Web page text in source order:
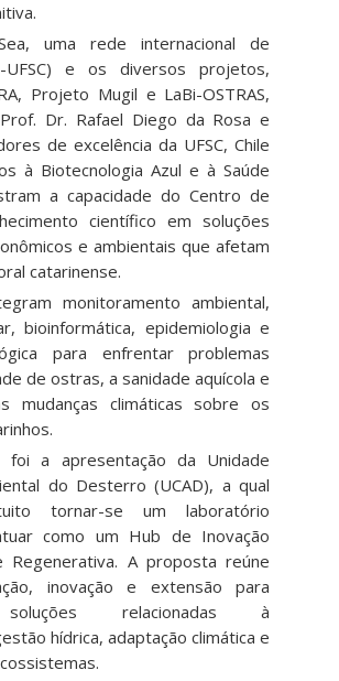
uma rede internacional de
UFSC) e os diversos projetos,
Projeto Mugil e LaBi-OSTRAS,
Dr. Rafael Diego da Rosa e
de excelência da UFSC, Chile
à Biotecnologia Azul e à Saúde
a capacidade do Centro de
científico em soluções
e ambientais que afetam
catarinense.
monitoramento ambiental,
bioinformática, epidemiologia e
para enfrentar problemas
de ostras, a sanidade aquícola e
mudanças climáticas sobre os
foi a apresentação da Unidade
do Desterro (UCAD), a qual
tornar-se um laboratório
como um Hub de Inovação
Regenerativa. A proposta reúne
inovação e extensão para
soluções relacionadas à
hídrica, adaptação climática e